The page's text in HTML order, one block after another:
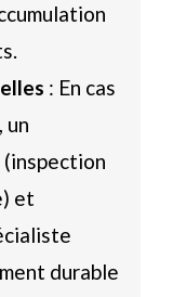
: En cas
un
et
durable